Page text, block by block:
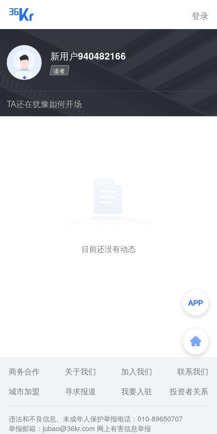
登录
新用户940482166
读者
TA还在犹豫如何开场
目前还没有动态
商务合作 关于我们 加入我们
联系我们
城市加盟
寻求报道 我要入驻 投资者关系
违法和不良信息、未成年人保护举报电话：010-89650707
举报邮箱：jubao@36kr.com 网上有害信息举报